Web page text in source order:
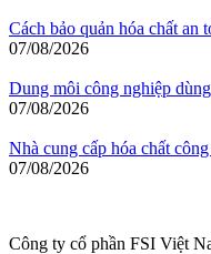
Cách bảo quản hóa chất an
07/08/2026
Dung môi công nghiệp
07/08/2026
Nhà cung cấp hóa chất
07/08/2026
Công ty cổ phần FSI Việt